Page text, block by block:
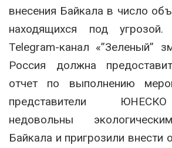
внесения Байкала в число
находящихся под
Telegram-канал «”Зеленый”
Россия должна
отчет по выполнению
представители
недовольны
Байкала и пригрозили внести